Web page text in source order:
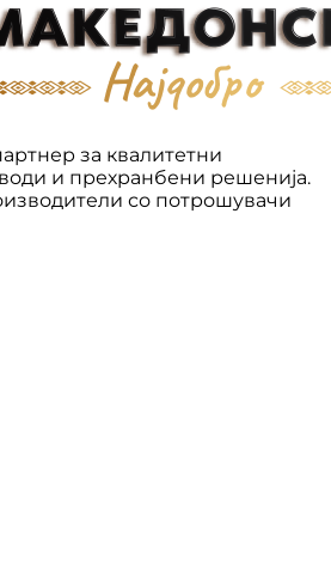
за квалитетни
и прехранбени решенија.
со потрошувачи